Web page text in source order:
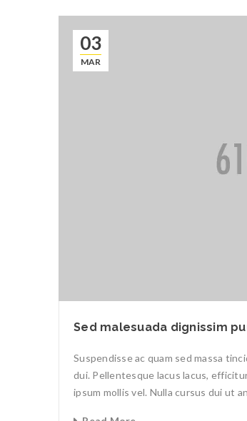
03
MAR
Sed malesuada dignissim
Suspendisse ac quam sed massa
dui. Pellentesque lacus lacus,
ipsum mollis vel. Nulla cursus dui ut